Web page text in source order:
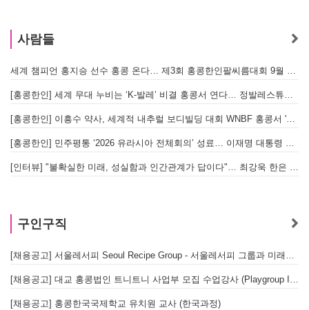
사람들
세계 챔피언 홍지승 선수 홍콩 온다… 제3회 홍콩한인팔씨름대회 9월 12일 개최
[홍콩한인] 세계 무대 누비는 ‘K-발레’ 비결 홍콩서 연다… 정발레스튜디오 개원
[홍콩한인] 이흥수 약사, 세계적 내추럴 보디빌딩 대회 WNBF 홍콩서 '마스터 부문 1위' 기염
[홍콩한인] 민주평통 ‘2026 유라시아 전체회의’ 성료… 이재명 대통령 참석으로 의미 더해
[인터뷰] "불확실한 미래, 성실함과 인간관계가 답이다"… 최강욱 한은 부소장이 청소년들에게 전하는 응원
구인구직
[채용공고] 서울레서피 Seoul Recipe Group - 서울레서피 그룹과 미래를 함께할 유능한 인재를 모십니다
[채용공고] 대교 홍콩법인 트니트니 사업부 모집 수업강사 (Playgroup Instructor)
[채용공고] 홍콩한국국제학교 유치원 교사 (한국과정)